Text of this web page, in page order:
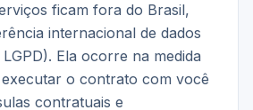
ficam fora do Brasil,
internacional de dados
Ela ocorre na medida
o contrato com você
contratuais e